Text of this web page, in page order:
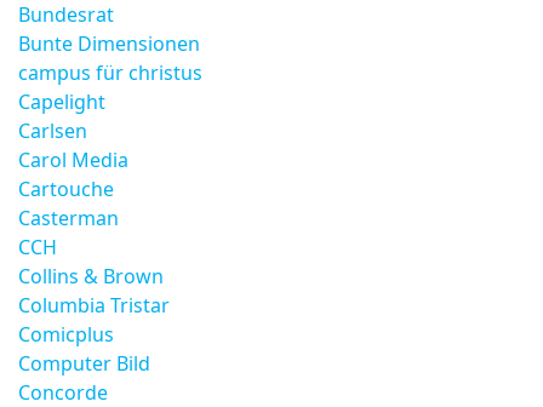
Bundesrat
Bunte Dimensionen
campus für christus
Capelight
Carlsen
Carol Media
Cartouche
Casterman
CCH
Collins & Brown
Columbia Tristar
Comicplus
Computer Bild
Concorde